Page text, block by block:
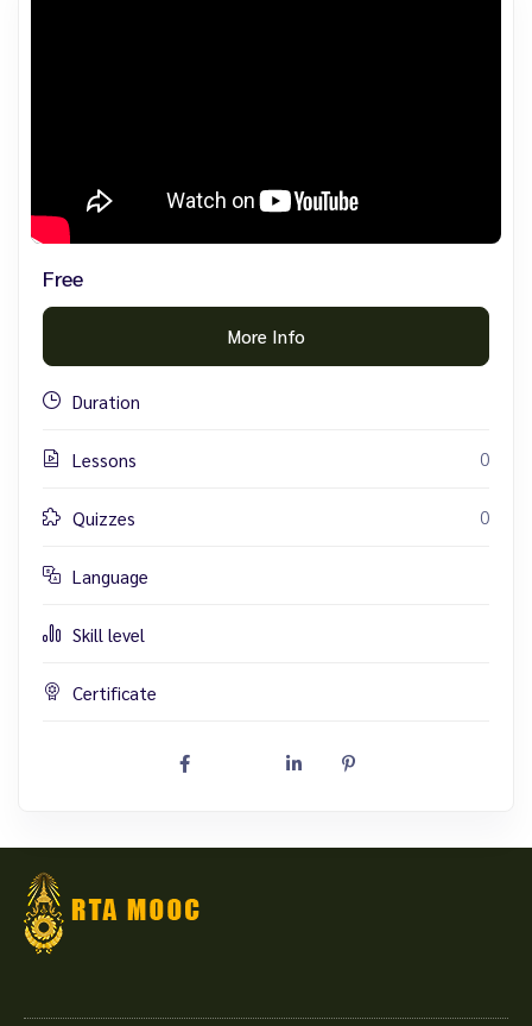
Free
More Info
Duration
Lessons 0
Quizzes 0
Language
Skill level
Certificate